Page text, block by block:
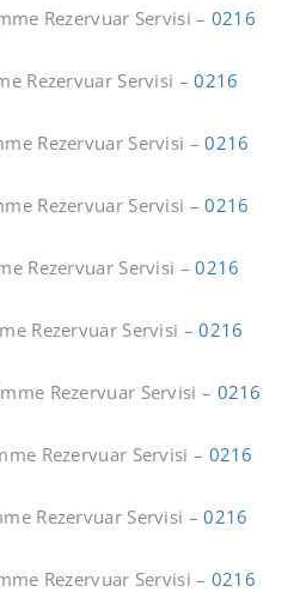
Rezervuar Servisi – 0216
Rezervuar Servisi –0216
Rezervuar Servisi –0216
Rezervuar Servisi –0216
Rezervuar Servisi –0216
Rezervuar Servisi –0216
Rezervuar Servisi – 0216
Rezervuar Servisi – 0216
Rezervuar Servisi –0216
Rezervuar Servisi – 0216